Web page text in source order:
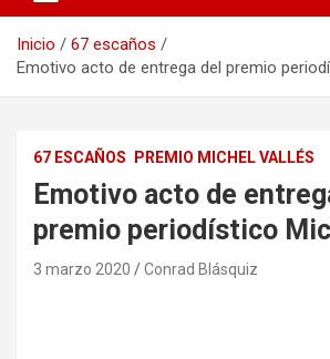
Inicio
67 escaños
Emotivo acto de entrega del premio
67 ESCAÑOS PREMIO MICHEL VALLÉS
Emotivo acto de
premio periodístico
3 marzo 2020 Conrad Blásquiz